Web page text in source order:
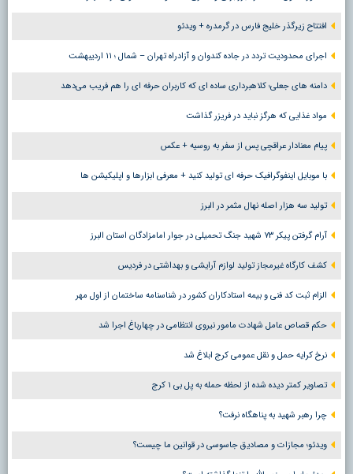
افتتاح زیرگذر خلیج فارس در گرمدره + ویدئو
اجرای محدودیت تردد در جاده کندوان و آزادراه تهران – شمال ؛ ١١ اردیبهشت
دامنه های جعلی؛ کلاهبرداری ساده ای که کاربران حرفه ای را هم فریب می‌دهد
مواد غذایی که هرگز نباید در فریزر گذاشت
پیام معنادار عراقچی پس از سفر به روسیه + عکس
با موبایل اینفوگرافیک حرفه ای تولید کنید + معرفی ابزارها و اپلیکیشن ها
تولید سه هزار اصله نهال مثمر در البرز
آرام گرفتن پیکر ۷۳ شهید جنگ تحمیلی در جوار امامزادگان استان البرز
کشف کارگاه غیرمجاز تولید لوازم آرایشی و بهداشتی در فردیس
الزام ثبت کد فنی و بیمه استادکاران کشور در شناسنامه ساختمان از اول مهر
حکم قصاص عامل شهادت مامور نیروی انتظامی در چهارباغ اجرا شد
نرخ کرایه حمل و نقل عمومی کرج ابلاغ شد
تصاویر کمتر دیده شده از لحظه حمله به پل بی ۱ کرج
چرا رهبر شهید به پناهگاه نرفت؟
ویدئو؛ مجازات و مصادیق جاسوسی در قوانین ما چیست؟